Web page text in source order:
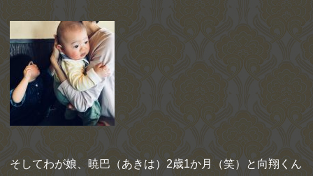
そしてわが娘、暁巴（あきは）2歳1か月（笑）と向翔くん